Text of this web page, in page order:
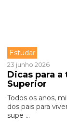
Estudar
23 junho 2026
Dicas para a
Superior
Todos os anos,
dos pais para
supe ...